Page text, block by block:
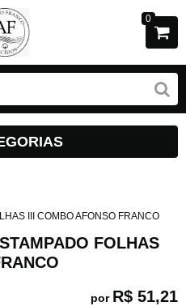
0
III COMBO AFONSO FRANCO
FOLHAS
por R$ 51,21